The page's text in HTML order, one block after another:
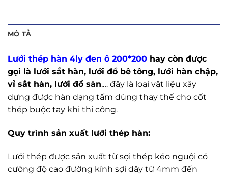
MÔ TẢ
Lưới thép hàn 4ly đen ô 200*200 hay còn được
gọi là lưới sắt hàn, lưới đổ bê tông, lưới hàn chập,
vỉ sắt hàn, lưới đổ sàn,… đây là loại vật liệu xây
dựng được hàn dạng tấm dùng thay thế cho cốt
thép buộc tay khi thi công.
Quy trình sản xuất lưới thép hàn:
Lưới thép được sản xuất từ sợi thép kéo nguội có
cường độ cao đường kính sợi dây từ 4mm đến